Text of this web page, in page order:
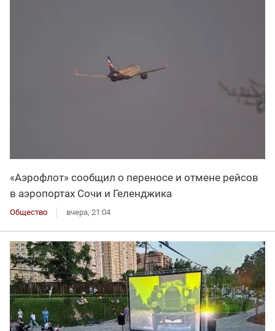
«Аэрофлот» сообщил о переносе и отмене рейсов
в аэропортах Сочи и Геленджика
Общество вчера, 21:04